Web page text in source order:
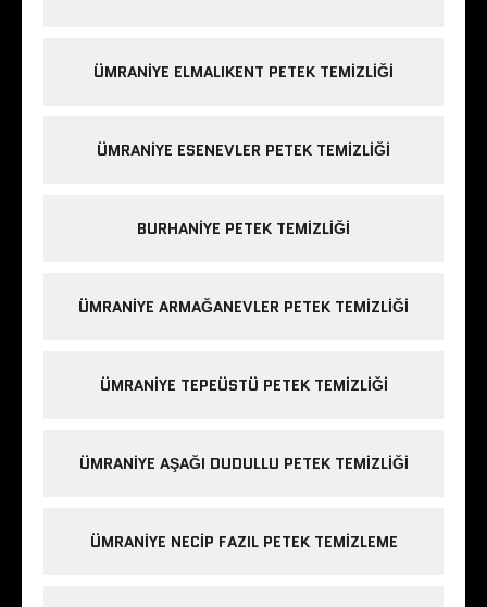
ÜMRANIYE ELMALIKENT PETEK TEMIZLIĞI
ÜMRANIYE ESENEVLER PETEK TEMIZLIĞI
BURHANIYE PETEK TEMIZLIĞI
ÜMRANIYE ARMAĞANEVLER PETEK TEMIZLIĞI
ÜMRANIYE TEPEÜSTÜ PETEK TEMIZLIĞI
ÜMRANIYE AŞAĞI DUDULLU PETEK TEMIZLIĞI
ÜMRANIYE NECIP FAZIL PETEK TEMIZLEME